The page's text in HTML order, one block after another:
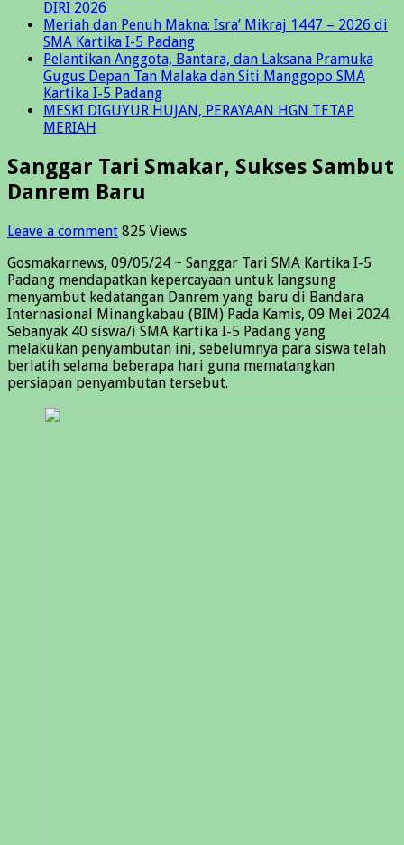
DIRI 2026
Meriah dan Penuh Makna: Isra’ Mikraj 1447 – 2026 di
SMA Kartika I-5 Padang
Pelantikan Anggota, Bantara, dan Laksana Pramuka
Gugus Depan Tan Malaka dan Siti Manggopo SMA
Kartika I-5 Padang
MESKI DIGUYUR HUJAN, PERAYAAN HGN TETAP
MERIAH
Sanggar Tari Smakar, Sukses Sambut
Danrem Baru
Leave a comment 825 Views
Gosmakarnews, 09/05/24 ~ Sanggar Tari SMA Kartika I-5
Padang mendapatkan kepercayaan untuk langsung
menyambut kedatangan Danrem yang baru di Bandara
Internasional Minangkabau (BIM) Pada Kamis, 09 Mei 2024.
Sebanyak 40 siswa/i SMA Kartika I-5 Padang yang
melakukan penyambutan ini, sebelumnya para siswa telah
berlatih selama beberapa hari guna mematangkan
persiapan penyambutan tersebut.